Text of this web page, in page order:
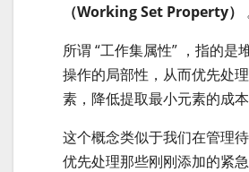
（Working Set Property）
所谓 “工作集属性” ，指的是
操作的局部性，从而优先处
素，降低提取最小元素的成本
这个概念类似于我们在管理
优先处理那些刚刚添加的紧